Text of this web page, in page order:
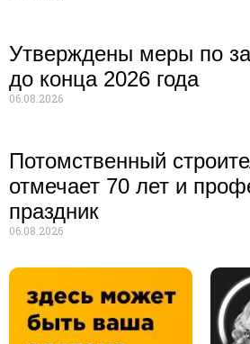
Утверждены меры по
до конца 2026 года
06.08.2026
Потомственный
отмечает 70 лет и
праздник
06.08.2026